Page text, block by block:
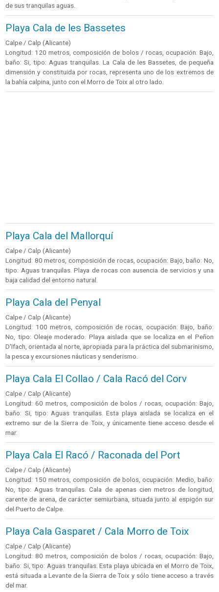
de sus tranquilas aguas.
Playa Cala de les Bassetes
Calpe / Calp (Alicante)
Longitud: 120 metros, composición de bolos / rocas, ocupación: Bajo,
baño: Si, tipo: Aguas tranquilas. La Cala de les Bassetes, de pequeña
dimensión y constituida por rocas, representa uno de los extremos de
la bahía calpina, junto con el Morro de Toix al otro lado.
Playa Cala del Mallorquí
Calpe / Calp (Alicante)
Longitud: 80 metros, composición de rocas, ocupación: Bajo, baño: No,
tipo: Aguas tranquilas. Playa de rocas con ausencia de servicios y una
baja calidad del entorno natural.
Playa Cala del Penyal
Calpe / Calp (Alicante)
Longitud: 100 metros, composición de rocas, ocupación: Bajo, baño:
No, tipo: Oleaje moderado. Playa aislada que se localiza en el Peñon
D'Ifach, orientada al norte, apropiada para la práctica del submarinismo,
la pesca y excursiones náuticas y senderismo.
Playa Cala El Collao / Cala Racó del Corv
Calpe / Calp (Alicante)
Longitud: 60 metros, composición de bolos / rocas, ocupación: Bajo,
baño: Si, tipo: Aguas tranquilas. Esta playa aislada se localiza en el
extremo sur de la Sierra de Toix, y únicamente tiene acceso desde el
mar.
Playa Cala El Racó / Raconada del Port
Calpe / Calp (Alicante)
Longitud: 150 metros, composición de bolos, ocupación: Medio, baño:
No, tipo: Aguas tranquilas. Cala de apenas cien metros de longitud,
carente de arena, de carácter semiurbana, situada junto al espigón sur
del Puerto de Calpe.
Playa Cala Gasparet / Cala Morro de Toix
Calpe / Calp (Alicante)
Longitud: 80 metros, composición de bolos / rocas, ocupación: Bajo,
baño: Si, tipo: Aguas tranquilas. Esta playa ubicada en el Morro de Toix,
está situada a Levante de la Sierra de Toix y sólo tiene acceso a través
del mar.